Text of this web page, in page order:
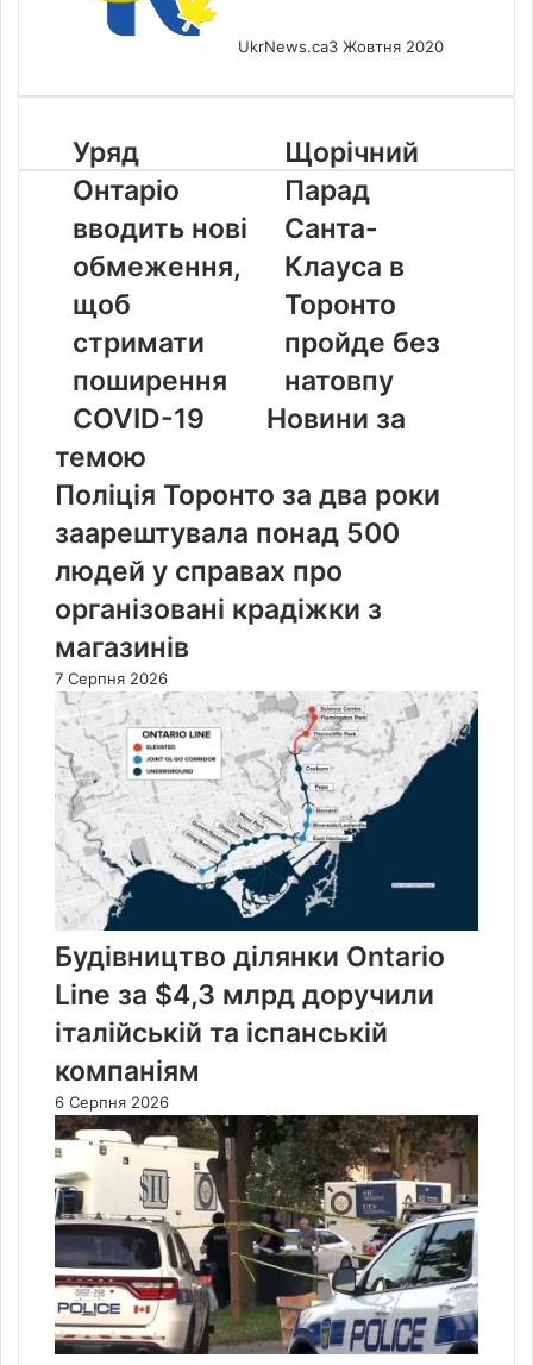
UkrNews.ca3 Жовтня 2020
Уряд
Онтаріо
вводить
нові
обмеження,
щоб
стримати
поширення
COVID-
Уряд
Онтаріо
вводить нові
обмеження,
щоб
стримати
поширення
COVID-19
Щорічний
Парад
Санта-
Клауса
в
Торонто
пройде
без
натовпу
Щорічний
Парад
Санта-
Клауса в
Торонто
пройде без
натовпу
Новини за
темою
Поліція Торонто за два роки
заарештувала понад 500
людей у справах про
організовані крадіжки з
магазинів
7 Серпня 2026
Будівництво ділянки Ontario
Line за $4,3 млрд доручили
італійській та іспанській
компаніям
6 Серпня 2026